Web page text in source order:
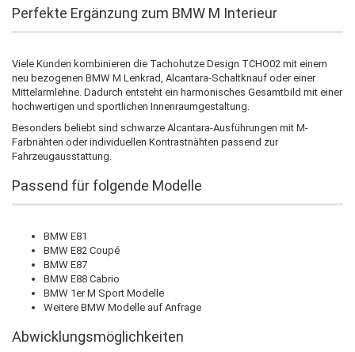
Perfekte Ergänzung zum BMW M Interieur
Viele Kunden kombinieren die Tachohutze Design TCHO02 mit einem
neu bezogenen BMW M Lenkrad, Alcantara-Schaltknauf oder einer
Mittelarmlehne. Dadurch entsteht ein harmonisches Gesamtbild mit einer
hochwertigen und sportlichen Innenraumgestaltung.
Besonders beliebt sind schwarze Alcantara-Ausführungen mit M-
Farbnähten oder individuellen Kontrastnähten passend zur
Fahrzeugausstattung.
Passend für folgende Modelle
BMW E81
BMW E82 Coupé
BMW E87
BMW E88 Cabrio
BMW 1er M Sport Modelle
Weitere BMW Modelle auf Anfrage
Abwicklungsmöglichkeiten